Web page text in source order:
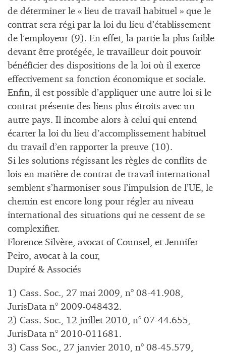
de déterminer le « lieu de travail habituel » que le
contrat sera régi par la loi du lieu d’établissement
de l’employeur (9). En effet, la partie la plus faible
devant être protégée, le travailleur doit pouvoir
bénéficier des dispositions de la loi où il exerce
effectivement sa fonction économique et sociale.
Enfin, il est possible d’appliquer une autre loi si le
contrat présente des liens plus étroits avec un
autre pays. Il incombe alors à celui qui entend
écarter la loi du lieu d’accomplissement habituel
du travail d’en rapporter la preuve (10).
Si les solutions régissant les règles de conflits de
lois en matière de contrat de travail international
semblent s’harmoniser sous l’impulsion de l’UE, le
chemin est encore long pour régler au niveau
international des situations qui ne cessent de se
complexifier.
Florence Silvère, avocat of Counsel, et Jennifer
Peiro, avocat à la cour,
Dupiré & Associés
1) Cass. Soc., 27 mai 2009, n° 08-41.908,
JurisData n° 2009-048432.
2) Cass. Soc., 12 juillet 2010, n° 07-44.655,
JurisData n° 2010-011681.
3) Cass Soc., 27 janvier 2010, n° 08-45.579,